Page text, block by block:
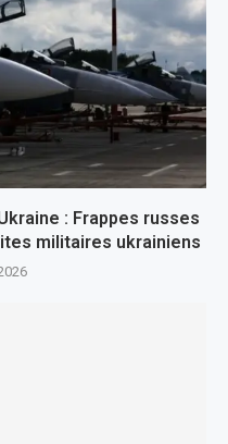
: Frappes russes
militaires ukrainiens